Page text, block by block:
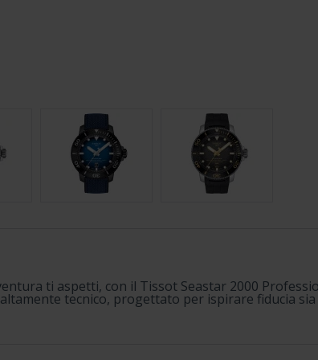
ti aspetti, con il Tissot Seastar 2000
tecnico, progettato per ispirare fiducia